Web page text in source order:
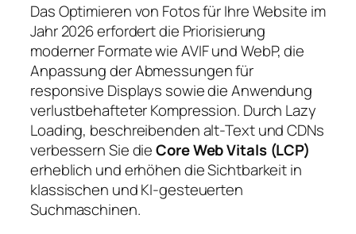
Das Optimieren von Fotos für Ihre Website im
Jahr 2026 erfordert die Priorisierung
moderner Formate wie AVIF und WebP, die
Anpassung der Abmessungen für
responsive Displays sowie die Anwendung
verlustbehafteter Kompression. Durch Lazy
Loading, beschreibenden alt-Text und CDNs
verbessern Sie dieCore Web Vitals (LCP)
erheblich und erhöhen die Sichtbarkeit in
klassischen und KI-gesteuerten
Suchmaschinen.